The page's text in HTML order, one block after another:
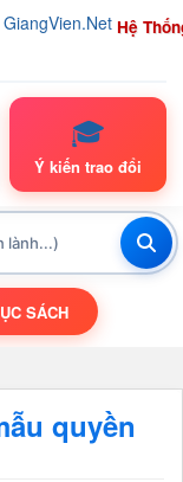
Hệ
🎓
Ý kiến trao đổi
SÁCH
quyền